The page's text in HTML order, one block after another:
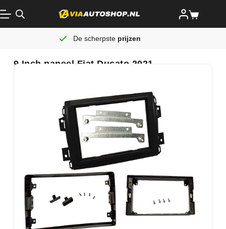
De scherpste prijzen
9 Inch paneel Fiat Ducato 2021-